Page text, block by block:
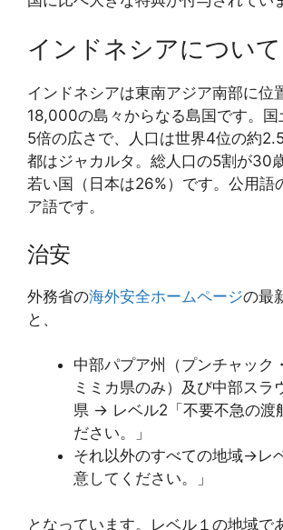
インドネシアについて
インドネシアは東南アジア南部に位
18,000の島々からなる島国です。国
5倍の広さで、人口は世界4位の約
都はジャカルタ。総人口の5割が30
若い国（日本は26%）です。公用語
ア語です。
治安
外務省の海外安全ホームページの最
と、
中部パプア州（プンチャック
ミミカ県のみ）及び中部スラ
県 → レベル2「不要不急の渡
ださい。」
それ以外のすべての地域→レ
意してください。」
となっています。レベル１の地域で